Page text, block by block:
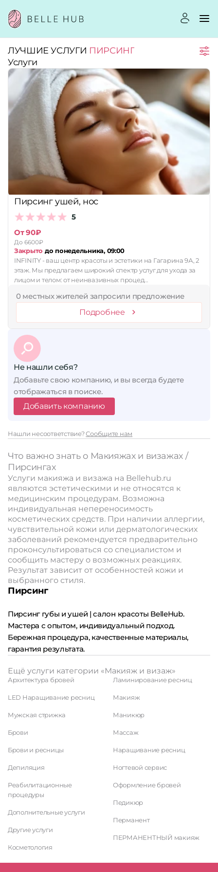
Город:
Категории:
Стоимость услуг:
Принимает сертификаты
Применить
Сбросить
ЛУЧШИЕ УСЛУГИ ПИРСИНГ
Услуги
Пирсинг ушей, нос
5
От 90₽
До 6600₽
Закрыто до понедельника, 09:00
INFINITY - ваш центр красоты и эстетики на Гагарина 9А, 2
этаж. Мы предлагаем широкий спектр услуг для ухода за
лицом и телом: от неинвазивных процед…
0 местных жителей запросили предложение
Подробнее
Не нашли себя?
Добавьте свою компанию, и вы всегда будете
отображаться в поиске.
Добавить компанию
Нашли несоответствие?Сообщите нам
Что важно знать о Макияжах и визажах /
Пирсингах
Услуги макияжа и визажа на Bellehub.ru
являются эстетическими и не относятся к
медицинским процедурам. Возможна
индивидуальная непереносимость
косметических средств. При наличии аллергии,
чувствительной кожи или дерматологических
заболеваний рекомендуется предварительно
проконсультироваться со специалистом и
сообщить мастеру о возможных реакциях.
Результат зависит от особенностей кожи и
выбранного стиля.
Пирсинг
Пирсинг губы и ушей | салон красоты BelleHub.
Мастера с опытом, индивидуальный подход.
Бережная процедура, качественные материалы,
гарантия результата.
Ещё услуги категории «Макияж и визаж»
Архитектура бровей
LED Наращивание ресниц
Мужская стрижка
Брови
Брови и ресницы
Депиляция
Реабилитационные
процедуры
Дополнительные услуги
Другие услуги
Косметология
Ламинирование ресниц
Макияж
Маникюр
Массаж
Наращивание ресниц
Ногтевой сервис
Оформление бровей
Педикюр
Перманент
ПЕРМАНЕНТНЫЙ макияж